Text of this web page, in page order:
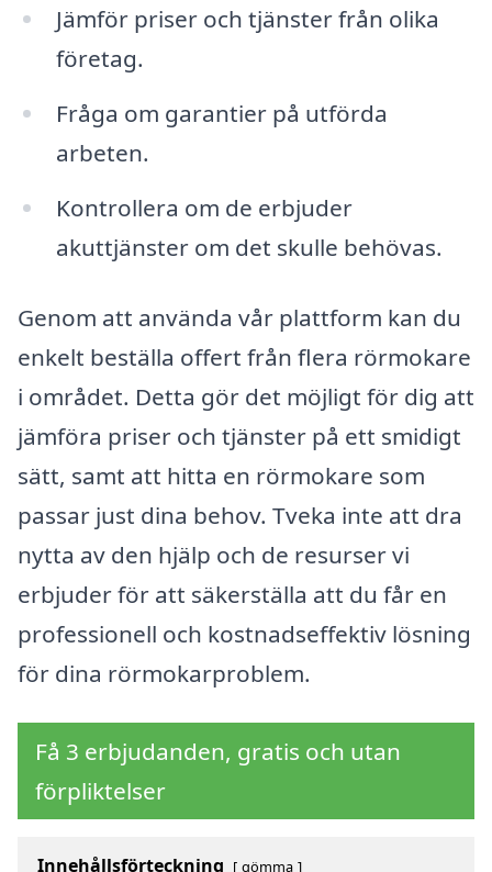
Jämför priser och tjänster från olika
företag.
Fråga om garantier på utförda
arbeten.
Kontrollera om de erbjuder
akuttjänster om det skulle behövas.
Genom att använda vår plattform kan du
enkelt beställa offert från flera rörmokare
i området. Detta gör det möjligt för dig att
jämföra priser och tjänster på ett smidigt
sätt, samt att hitta en rörmokare som
passar just dina behov. Tveka inte att dra
nytta av den hjälp och de resurser vi
erbjuder för att säkerställa att du får en
professionell och kostnadseffektiv lösning
för dina rörmokarproblem.
Få 3 erbjudanden, gratis och utan
förpliktelser
Innehållsförteckning gömma